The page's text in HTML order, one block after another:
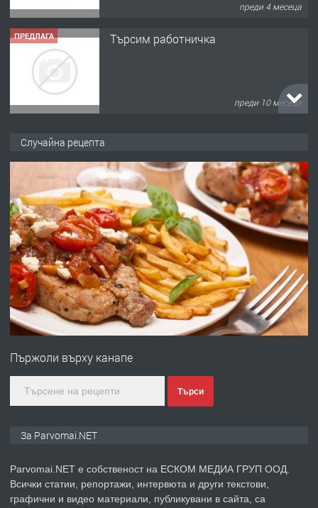
преди 10 месеца
ПРЕДЛАГА
Продава употребявани чисти и
преди 1 година
преди 1 година
ПРЕДЛАГА
Първи поход "По стъпките на Ангел
Войвода"
преди 1 година
ПРЕДЛАГА
Монтажник на малки детайли за
преди 1 година
Случайна рецепта
Пържоли върху канапе
Търси
За Parvomai.NET
Parvomai.NET е собственост на ЕСКОМ МЕДИА ГРУП ООД.
Всички статии, репортажи, интервюта и други текстови,
графични и видео материали, публикувани в сайта, са